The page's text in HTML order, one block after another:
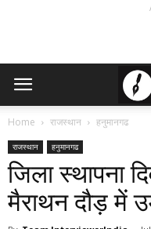
Home राजस्थान हनुमानगढ
राजस्थान हनुमानगढ
जिला स्थापना
मैराथन दौड़ में